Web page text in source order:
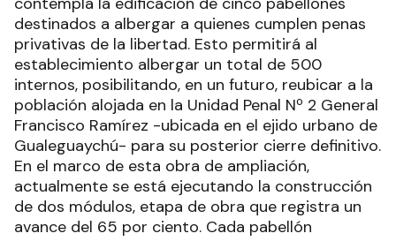
destinados a albergar a quienes cumplen penas
privativas de la libertad. Esto permitirá al
establecimiento albergar un total de 500
internos, posibilitando, en un futuro, reubicar a la
población alojada en la Unidad Penal Nº 2 General
Francisco Ramírez -ubicada en el ejido urbano de
Gualeguaychú- para su posterior cierre definitivo.
En el marco de esta obra de ampliación,
actualmente se está ejecutando la construcción
de dos módulos, etapa de obra que registra un
avance del 65 por ciento. Cada pabellón